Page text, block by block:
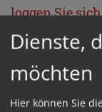
loggen Sie
Produkt
Dienste,
möchten
Hier können Sie